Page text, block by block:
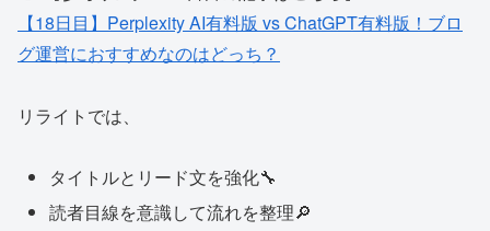
【18日目】Perplexity AI有料版 vs ChatGPT有料版！ブロ
グ運営におすすめなのはどっち？
リライトでは、
タイトルとリード文を強化🔧
読者目線を意識して流れを整理🔎